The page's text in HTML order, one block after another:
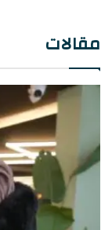
مقالات